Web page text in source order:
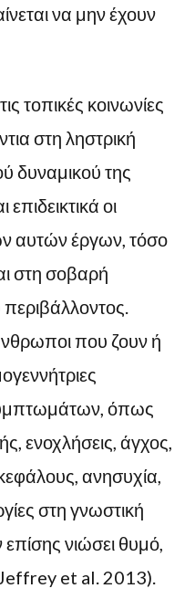
να μην έχουν
τοπικές κοινωνίες
στη ληστρική
δυναμικού της
οι
αυτών έργων, τόσο
στη σοβαρή
που ζουν ή
όπως
ενοχλήσεις, άγχος,
ανησυχία,
στη γνωστική
επίσης νιώσει θυμό,
et al. 2013).